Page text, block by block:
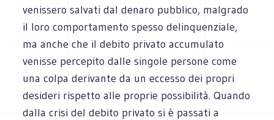
venissero salvati dal denaro pubblico, malgrado
il loro comportamento spesso delinquenziale,
ma anche che il debito privato accumulato
venisse percepito dalle singole persone come
una colpa derivante da un eccesso dei propri
desideri rispetto alle proprie possibilità. Quando
dalla crisi del debito privato si è passati a